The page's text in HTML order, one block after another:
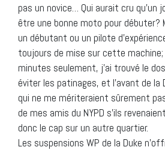
pas un novice… Qui aurait cru qu’un
être une bonne moto pour débuter?
un débutant ou un pilote
toujours de mise sur cette machine;
minutes seulement, j’ai trouvé le
éviter les patinages, et l’avant de la
qui ne me mériteraient sûrement
de mes amis du NYPD s’ils
donc le cap sur un autre quartier.
Les suspensions WP de la Duke